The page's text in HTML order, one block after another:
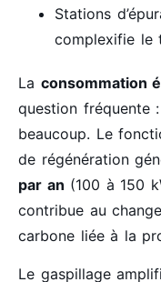
Stations
complexifie le
La consommation
question fréquente
beaucoup. Le
de régénération
par an (100 à 150
contribue au
carbone liée à la
Le gaspillage